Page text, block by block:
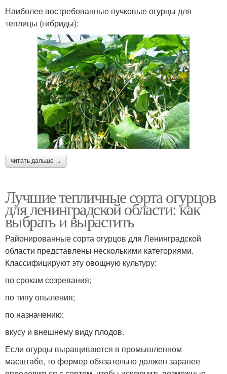
Наиболее востребованные пучковые огурцы для
теплицы (гибриды):
читать дальше →
Лучшие тепличные сорта огурцов
для ленинградской области: как
выбрать и вырастить
Районированные сорта огурцов для Ленинградской
области представлены несколькими категориями.
Классифицируют эту овощную культуру:
по срокам созревания;
по типу опыления;
по назначению;
вкусу и внешнему виду плодов.
Если огурцы выращиваются в промышленном
масштабе, то фермер обязательно должен заранее